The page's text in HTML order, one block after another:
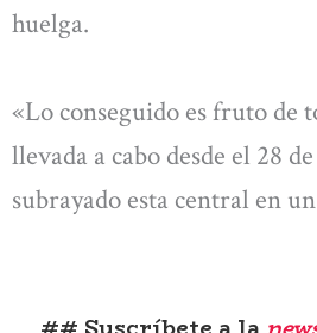
huelga.
«Lo conseguido es fruto de
llevada a cabo desde el 28
subrayado esta central en